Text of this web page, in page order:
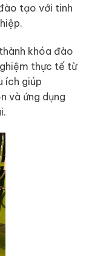
tạo với tinh
khóa đào
thực tế từ
ích giúp
và ứng dụng